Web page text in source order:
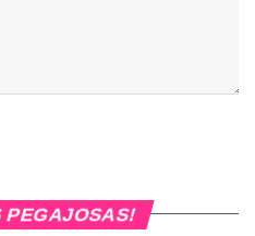
PEGAJOSAS!